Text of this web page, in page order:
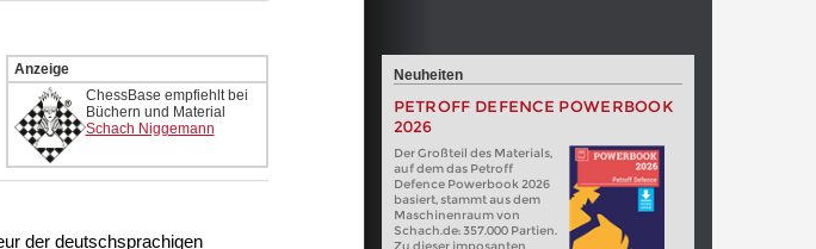
Anzeige
ChessBase empfiehlt bei
Büchern und Material
Schach Niggemann
der deutschsprachigen
Neuheiten
PETROFF DEFENCE POWERBOOK
2026
Der Großteil des Materials,
auf dem das Petroff
Defence Powerbook 2026
basiert, stammt aus dem
Maschinenraum von
Schach.de: 357.000 Partien.